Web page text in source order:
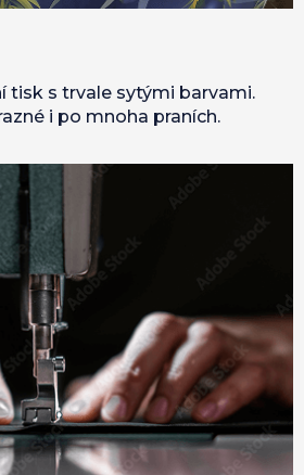
tisk s trvale sytými barvami.
i po mnoha praních.